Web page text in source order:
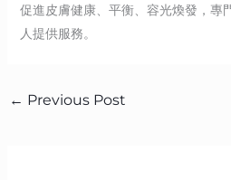
促進皮膚健康、平衡、容光煥發，專
人提供服務。
← Previous Post